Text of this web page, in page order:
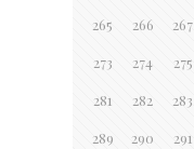
265 266 267
273 274 275
281 282 283
289 290 291